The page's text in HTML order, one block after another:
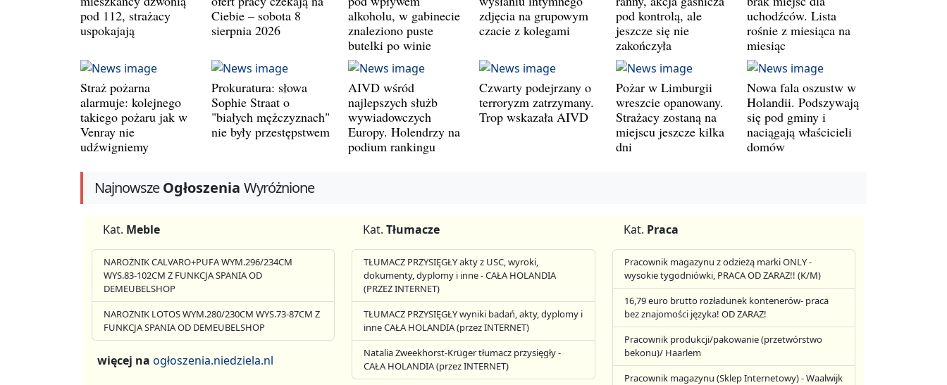
pod 112, strażacy
uspokajają
Ciebie – sobota 8
sierpnia 2026
alkoholu, w gabinecie
znaleziono puste
butelki po winie
zdjęcia na grupowym
czacie z kolegami
pod kontrolą, ale
jeszcze się nie
zakończyła
uchodźców. Lista
rośnie z miesiąca na
miesiąc
Straż pożarna
alarmuje: kolejnego
takiego pożaru jak w
Venray nie
udźwigniemy
Prokuratura: słowa
Sophie Straat o
"białych mężczyznach"
nie były przestępstwem
AIVD wśród
najlepszych służb
wywiadowczych
Europy. Holendrzy na
podium rankingu
Czwarty podejrzany o
terroryzm zatrzymany.
Trop wskazała AIVD
Pożar w Limburgii
wreszcie opanowany.
Strażacy zostaną na
miejscu jeszcze kilka
dni
Nowa fala oszustw w
Holandii. Podszywają
się pod gminy i
naciągają właścicieli
domów
NajnowszeOgłoszenia Wyróżnione
Kat. Meble
NAROŻNIK CALVARO+PUFA WYM.296/234CM
WYS.83-102CM Z FUNKCJA SPANIA OD
DEMEUBELSHOP
NAROŻNIK LOTOS WYM.280/230CM WYS.73-87CM Z
FUNKCJA SPANIA OD DEMEUBELSHOP
więcej na ogłoszenia.niedziela.nl
Kat. Tłumacze
TŁUMACZ PRZYSIĘGŁY akty z USC, wyroki,
dokumenty, dyplomy i inne - CAŁA HOLANDIA
(PRZEZ INTERNET)
TŁUMACZ PRZYSIĘGŁY wyniki badań, akty, dyplomy i
inne CAŁA HOLANDIA (przez INTERNET)
Natalia Zweekhorst-Krüger tłumacz przysięgły -
CAŁA HOLANDIA (przez INTERNET)
Kat. Praca
Pracownik magazynu z odzieżą marki ONLY -
wysokie tygodniówki, PRACA OD ZARAZ!! (K/M)
16,79 euro brutto rozładunek kontenerów- praca
bez znajomości języka! OD ZARAZ!
Pracownik produkcji/pakowanie (przetwórstwo
bekonu)/ Haarlem
Pracownik magazynu (Sklep Internetowy) - Waalwijk